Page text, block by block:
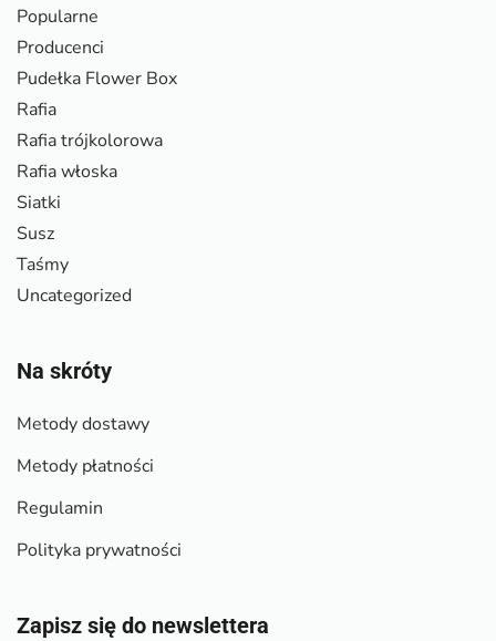
Popularne
Producenci
Pudełka Flower Box
Rafia
Rafia trójkolorowa
Rafia włoska
Siatki
Susz
Taśmy
Uncategorized
Na skróty
Metody dostawy
Metody płatności
Regulamin
Polityka prywatności
Zapisz się do newslettera